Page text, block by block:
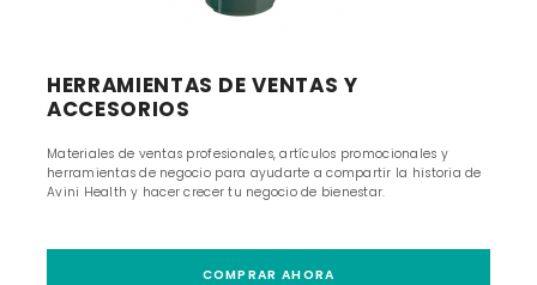
HERRAMIENTAS DE VENTAS Y
ACCESORIOS
Materiales de ventas profesionales, artículos promocionales y
herramientas de negocio para ayudarte a compartir la historia de
Avini Health y hacer crecer tu negocio de bienestar.
COMPRAR AHORA